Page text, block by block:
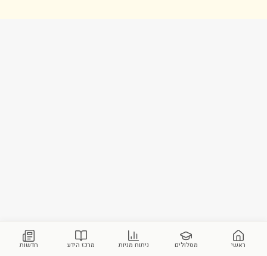
ראשי מסלולים ניתוח מניות מרכז הידע חדשות